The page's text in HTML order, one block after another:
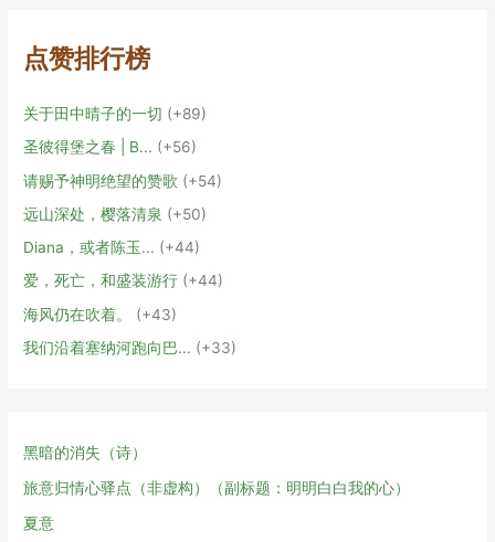
点赞排行榜
关于田中晴子的一切
+89
圣彼得堡之春 | В...
+56
请赐予神明绝望的赞歌
+54
远山深处，樱落清泉
+50
Diana，或者陈玉...
+44
爱，死亡，和盛装游行
+44
海风仍在吹着。
+43
我们沿着塞纳河跑向巴...
+33
黑暗的消失（诗）
旅意归情心驿点（非虚构）（副标题：明明白白我的心）
夏意